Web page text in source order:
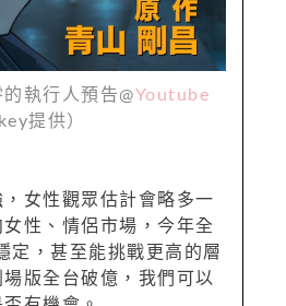
執行人預告@Youtube
提供）
女性觀眾估計會略多一
性、情侶市場，今年全
定，甚至能挑戰更高的層
版全台破億，我們可以